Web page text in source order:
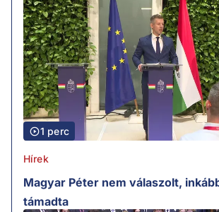
1 perc
Hírek
Magyar Péter nem válaszolt,
támadta